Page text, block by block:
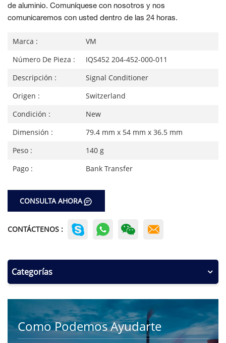
de aluminio. Comuníquese con nosotros y nos
comunicaremos con usted dentro de las 24 horas.
Marca :
VM
Número De Pieza :
IQS452 204-452-000-011
Descripción :
Signal Conditioner
Origen :
Switzerland
Condición :
New
Dimensión :
79.4 mm x 54 mm x 36.5 mm
Peso :
140 g
Pago :
Bank Transfer
CONSULTA AHORA
CONTÁCTENOS :
Categorías
Como Podemos Ayudarte